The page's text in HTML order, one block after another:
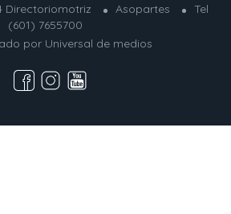
Directoriomotriz Asopartes
Tel
(601) 7655700
por Universal de medios